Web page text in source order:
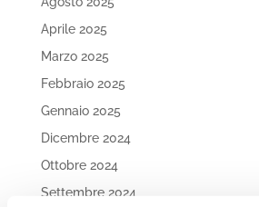
Aprile 2025
Marzo 2025
Febbraio 2025
Gennaio 2025
Dicembre 2024
Ottobre 2024
Settembre 2024